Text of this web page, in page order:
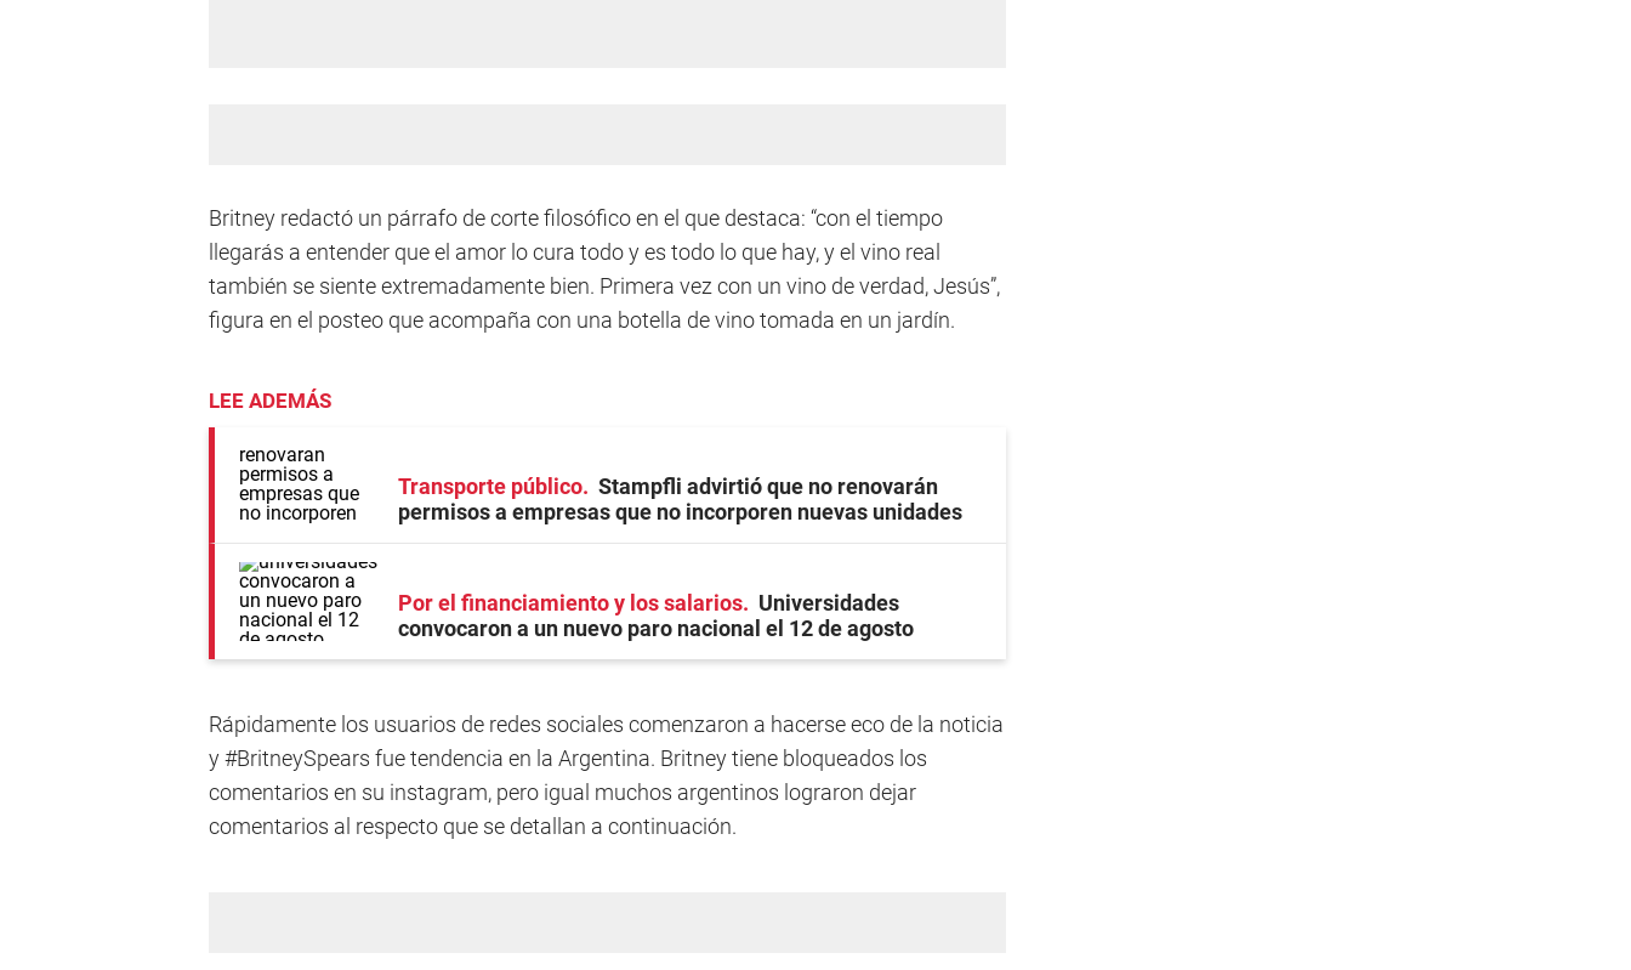
Britney redactó un párrafo de corte filosófico en el que destaca: “con el tiempo
llegarás a entender que el amor lo cura todo y es todo lo que hay, y el vino real
también se siente extremadamente bien. Primera vez con un vino de verdad, Jesús”,
figura en el posteo que acompaña con una botella de vino tomada en un jardín.
LEE ADEMÁS
Transporte público
Stampfli advirtió que no renovarán
permisos a empresas que no incorporen nuevas unidades
Por el financiamiento y los salarios
Universidades
convocaron a un nuevo paro nacional el 12 de agosto
Rápidamente los usuarios de redes sociales comenzaron a hacerse eco de la noticia
y #BritneySpears fue tendencia en la Argentina. Britney tiene bloqueados los
comentarios en su instagram, pero igual muchos argentinos lograron dejar
comentarios al respecto que se detallan a continuación.